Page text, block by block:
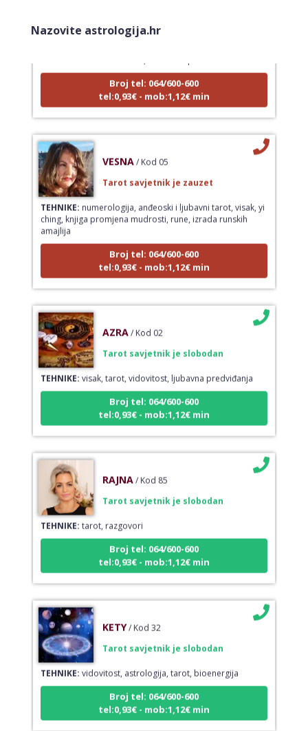
Nazovite astrologija.hr
Tarot savjetnik je zauzet
Broj tel: 064/600-600
tel:0,93€ - mob:1,12€ min
VESNA / Kod 05
Tarot savjetnik je zauzet
TEHNIKE:numerologija, anđeoski i ljubavni tarot, visak, yi
ching, knjiga promjena mudrosti, rune, izrada runskih
amajlija
Broj tel: 064/600-600
tel:0,93€ - mob:1,12€ min
AZRA / Kod 02
Tarot savjetnik je slobodan
TEHNIKE:visak, tarot, vidovitost, ljubavna predviđanja
Broj tel: 064/600-600
tel:0,93€ - mob:1,12€ min
RAJNA / Kod 85
Tarot savjetnik je slobodan
TEHNIKE:tarot, razgovori
Broj tel: 064/600-600
tel:0,93€ - mob:1,12€ min
KETY / Kod 32
Tarot savjetnik je slobodan
TEHNIKE:vidovitost, astrologija, tarot, bioenergija
Broj tel: 064/600-600
tel:0,93€ - mob:1,12€ min